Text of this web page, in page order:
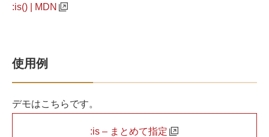
:is() | MDN
使用例
デモはこちらです。
:is – まとめて指定